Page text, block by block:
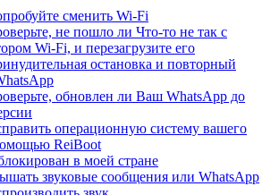
сменить Wi-Fi
не пошло ли Что-то не так с
Wi-Fi, и перезагрузите его
остановка и повторный
обновлен ли Ваш WhatsApp до
операционную систему вашего
ReiBoot
в моей стране
звуковые сообщения или WhatsApp